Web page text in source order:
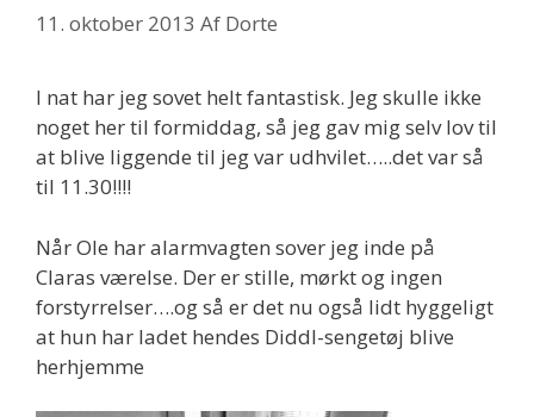
11. oktober 2013 Af Dorte
I nat har jeg sovet helt fantastisk. Jeg skulle ikke
noget her til formiddag, så jeg gav mig selv lov til
at blive liggende til jeg var udhvilet…..det var så
til 11.30!!!!
Når Ole har alarmvagten sover jeg inde på
Claras værelse. Der er stille, mørkt og ingen
forstyrrelser….og så er det nu også lidt hyggeligt
at hun har ladet hendes Diddl-sengetøj blive
herhjemme